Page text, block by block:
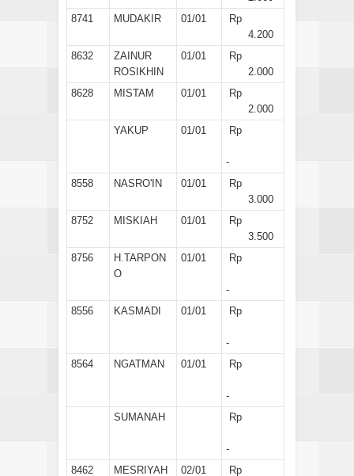
8741
MUDAKIR 01/01
Rp
4.200
8632
ZAINUR
ROSIKHIN
01/01
Rp
2.000
8628
MISTAM 01/01
Rp
2.000
YAKUP
01/01 Rp
-
8558
NASRO'IN 01/01
Rp
3.000
8752
MISKIAH 01/01
Rp
3.500
8756
H.TARPON
O
01/01 Rp
-
8556
KASMADI 01/01 Rp
-
8564
NGATMAN 01/01 Rp
-
SUMANAH
Rp
-
8462
MESRIYAH 02/01 Rp